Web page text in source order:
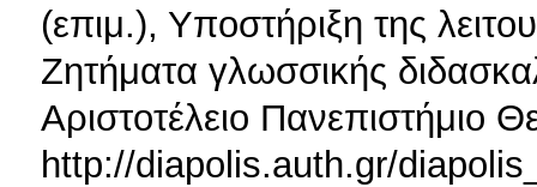
(επιμ.), Υποστήριξη της
Ζητήματα γλωσσικής
Αριστοτέλειο Πανεπιστήμιο
http://diapolis.auth.gr/